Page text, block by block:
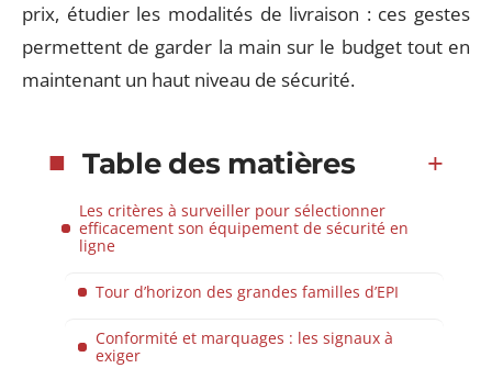
prix, étudier les modalités de livraison : ces gestes
permettent de garder la main sur le budget tout en
maintenant un haut niveau de sécurité.
Table des matières
Les critères à surveiller pour sélectionner
efficacement son équipement de sécurité en
ligne
Tour d’horizon des grandes familles d’EPI
Conformité et marquages : les signaux à
exiger